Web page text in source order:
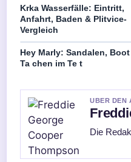
Krka Wasserfälle: Eintritt,
Anfahrt, Baden & Plitvice-
Vergleich
Hey Marly: Sandalen,
Ta chen im Te t
UBER DEN
Die